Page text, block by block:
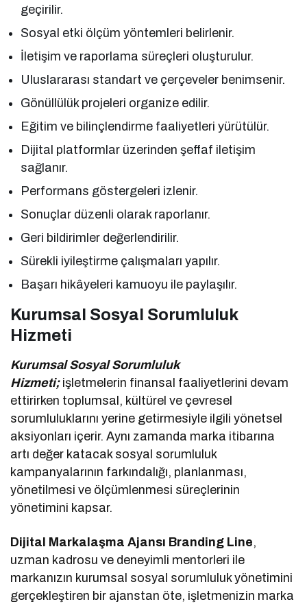
geçirilir.
Sosyal etki ölçüm yöntemleri belirlenir.
İletişim ve raporlama süreçleri oluşturulur.
Uluslararası standart ve çerçeveler benimsenir.
Gönüllülük projeleri organize edilir.
Eğitim ve bilinçlendirme faaliyetleri yürütülür.
Dijital platformlar üzerinden şeffaf iletişim
sağlanır.
Performans göstergeleri izlenir.
Sonuçlar düzenli olarak raporlanır.
Geri bildirimler değerlendirilir.
Sürekli iyileştirme çalışmaları yapılır.
Başarı hikâyeleri kamuoyu ile paylaşılır.
Kurumsal Sosyal Sorumluluk
Hizmeti
Kurumsal Sosyal Sorumluluk
Hizmeti;işletmelerin finansal faaliyetlerini devam
ettirirken toplumsal, kültürel ve çevresel
sorumluluklarını yerine getirmesiyle ilgili yönetsel
aksiyonları içerir. Aynı zamanda marka itibarına
artı değer katacak sosyal sorumluluk
kampanyalarının farkındalığı, planlanması,
yönetilmesi ve ölçümlenmesi süreçlerinin
yönetimini kapsar.
Dijital Markalaşma Ajansı Branding Line,
uzman kadrosu ve deneyimli mentorleri ile
markanızın kurumsal sosyal sorumluluk yönetimini
gerçekleştiren bir ajanstan öte, işletmenizin marka